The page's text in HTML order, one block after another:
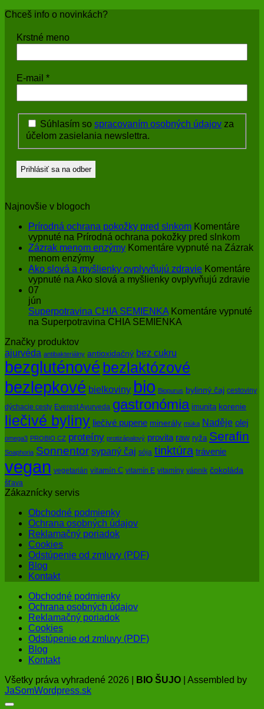
Chceš info o novinkách?
Krstné meno
E-mail *
Súhlasím so spracovaním osobných údajov za
účelom zasielania newslettra.
Najnovšie v blogoch
Prírodná ochrana pokožky pred slnkom Komentáre
vypnuté na Prírodná ochrana pokožky pred slnkom
Zázrak menom enzýmy Komentáre vypnuté na Zázrak
menom enzýmy
Ako slová a myšlienky ovplyvňujú zdravie Komentáre
vypnuté na Ako slová a myšlienky ovplyvňujú zdravie
07
jún
Superpotravina CHIA SEMIENKA Komentáre vypnuté
na Superpotravina CHIA SEMIENKA
Značky produktov
ajurvéda antibakteriálny antioxidačný bez cukru
bezgluténové bezlaktózové
bezlepkové bielkoviny bio Biopurus bylinný čaj cestoviny
dýchacie cesty Everest Ayurveda gastronómia imunita korenie
liečivé byliny liečivé pupene minerály múka Naděje olej
omega3 PROBIO CZ proteíny protizápalový provita raw ryža Serafin
Soaphoria Sonnentor sypaný čaj sója tinktúra trávenie
vegan vegetarián vitamín C vitamín E vitamíny vápnik čokoláda
šťava
Zákaznícky servis
Obchodné podmienky
Ochrana osobných údajov
Reklamačný poriadok
Cookies
Odstúpenie od zmluvy (PDF)
Blog
Kontakt
Obchodné podmienky
Ochrana osobných údajov
Reklamačný poriadok
Cookies
Odstúpenie od zmluvy (PDF)
Blog
Kontakt
Všetky práva vyhradené 2026 |
BIO ŠUJO | Assembled by
JaSomWordpress.sk